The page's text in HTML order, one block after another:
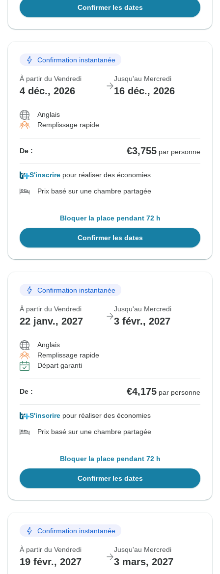
Confirmer les dates
Confirmation instantanée
À partir du Vendredi
4 déc., 2026
Jusqu'au Mercredi
16 déc., 2026
Anglais
Remplissage rapide
De : €3,755 par personne
S'inscrire pour réaliser des économies
Prix basé sur une chambre partagée
Bloquer la place pendant 72 h
Confirmer les dates
Confirmation instantanée
À partir du Vendredi
22 janv., 2027
Jusqu'au Mercredi
3 févr., 2027
Anglais
Remplissage rapide
Départ garanti
De : €4,175 par personne
S'inscrire pour réaliser des économies
Prix basé sur une chambre partagée
Bloquer la place pendant 72 h
Confirmer les dates
Confirmation instantanée
À partir du Vendredi
19 févr., 2027
Jusqu'au Mercredi
3 mars, 2027